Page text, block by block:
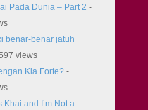
Pada Dunia – Part 2 -
benar-benar jatuh
views
Kia Forte?-
Khai and I’m Not a